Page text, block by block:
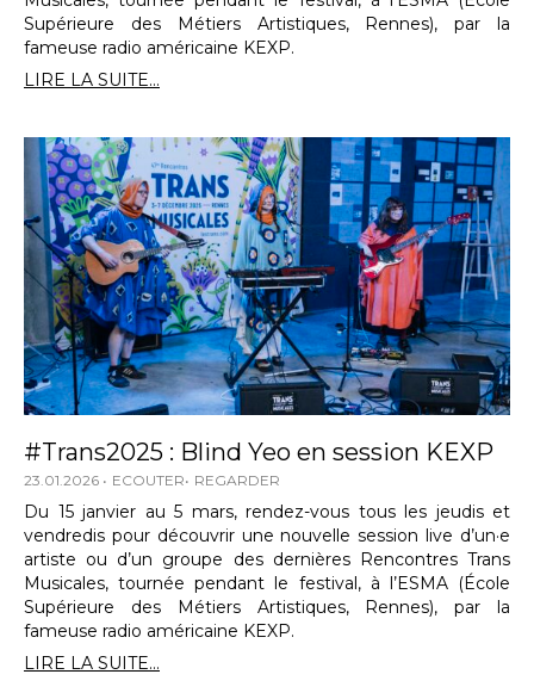
Supérieure des Métiers Artistiques, Rennes), par la
fameuse radio américaine KEXP.
LIRE LA SUITE...
#Trans2025 : Blind Yeo en session KEXP
23.01.2026 ECOUTER REGARDER
Du 15 janvier au 5 mars, rendez-vous tous les jeudis et
vendredis pour découvrir une nouvelle session live d’un·e
artiste ou d’un groupe des dernières Rencontres Trans
Musicales, tournée pendant le festival, à l’ESMA (École
Supérieure des Métiers Artistiques, Rennes), par la
fameuse radio américaine KEXP.
LIRE LA SUITE...